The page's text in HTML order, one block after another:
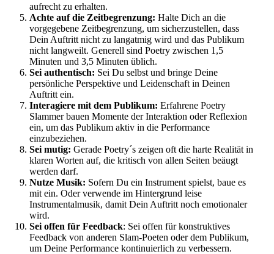
aufrecht zu erhalten.
Achte auf die Zeitbegrenzung: Halte Dich an die
vorgegebene Zeitbegrenzung, um sicherzustellen, dass
Dein Auftritt nicht zu langatmig wird und das Publikum
nicht langweilt. Generell sind Poetry zwischen 1,5
Minuten und 3,5 Minuten üblich.
Sei authentisch: Sei Du selbst und bringe Deine
persönliche Perspektive und Leidenschaft in Deinen
Auftritt ein.
Interagiere mit dem Publikum: Erfahrene Poetry
Slammer bauen Momente der Interaktion oder Reflexion
ein, um das Publikum aktiv in die Performance
einzubeziehen.
Sei mutig: Gerade Poetry´s zeigen oft die harte Realität in
klaren Worten auf, die kritisch von allen Seiten beäugt
werden darf.
Nutze Musik: Sofern Du ein Instrument spielst, baue es
mit ein. Oder verwende im Hintergrund leise
Instrumentalmusik, damit Dein Auftritt noch emotionaler
wird.
Sei offen für Feedback: Sei offen für konstruktives
Feedback von anderen Slam-Poeten oder dem Publikum,
um Deine Performance kontinuierlich zu verbessern.